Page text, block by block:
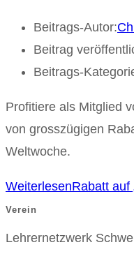
Beitrags-Autor:
Beitrag
Beitrags-
Profitiere als Mitglied
von grosszügigen
Weltwoche.
WeiterlesenRabatt auf
Verein
Lehrernetzwerk